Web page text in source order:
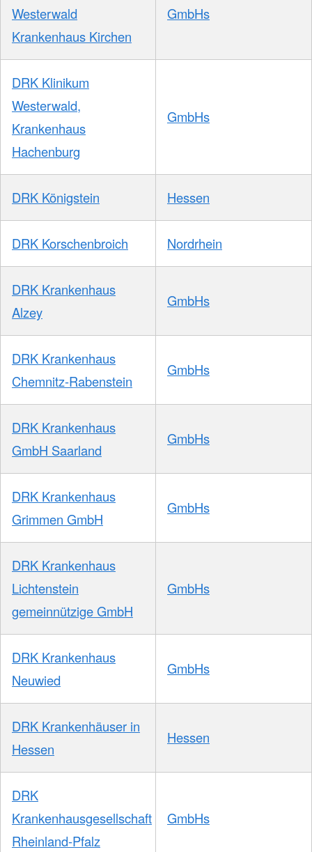
Westerwald
Krankenhaus Kirchen
GmbHs
DRK Klinikum
Westerwald,
Krankenhaus
Hachenburg
GmbHs
DRK Königstein Hessen
DRK Korschenbroich Nordrhein
DRK Krankenhaus
Alzey
GmbHs
DRK Krankenhaus
Chemnitz-Rabenstein
GmbHs
DRK Krankenhaus
GmbH Saarland
GmbHs
DRK Krankenhaus
Grimmen GmbH
GmbHs
DRK Krankenhaus
Lichtenstein
gemeinnützige GmbH
GmbHs
DRK Krankenhaus
Neuwied
GmbHs
DRK Krankenhäuser in
Hessen
Hessen
DRK
Krankenhausgesellschaft
Rheinland-Pfalz
GmbHs